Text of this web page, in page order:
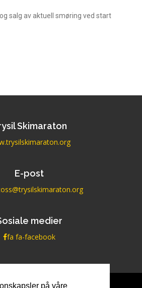
på våre
salg av aktuell smøring ved start
Skimaraton
E-post
medier
fa fa-facebook